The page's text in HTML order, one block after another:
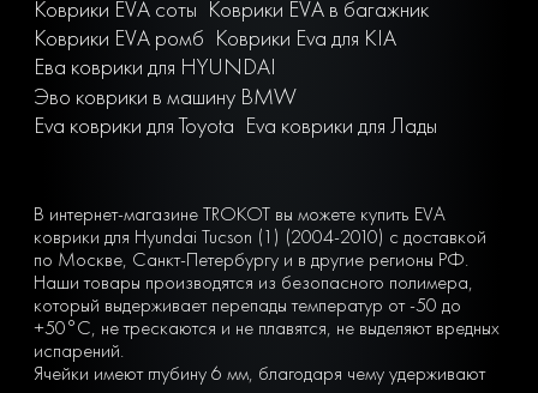
Коврики EVA соты Коврики EVA в багажник
Коврики EVA ромб Коврики Eva для KIA
Ева коврики для HYUNDAI
Эво коврики в машину BMW
Eva коврики для Toyota Eva коврики для Лады
В интернет-магазине TROKOT вы можете купить EVA
коврики для Hyundai Tucson (1) (2004-2010) с доставкой
по Москве, Санкт-Петербургу и в другие регионы РФ.
Наши товары производятся из безопасного полимера,
который выдерживает перепады температур от -50 до
+50°С, не трескаются и не плавятся, не выделяют вредных
испарений.
Ячейки имеют глубину 6 мм, благодаря чему удерживают